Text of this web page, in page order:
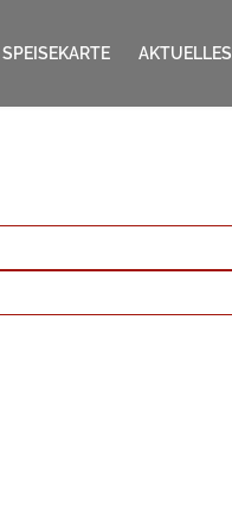
SPEISEKARTE AKTUELLES